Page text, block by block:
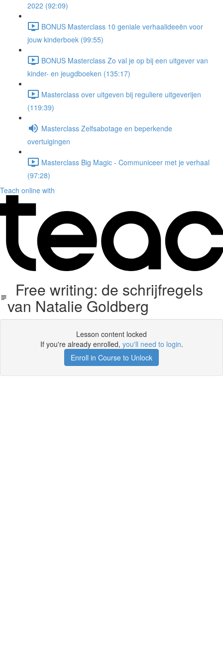
2022 (92:09)
BONUS Masterclass 10 geniale verhaalideeën voor
jouw kinderboek (99:55)
BONUS Masterclass Zo val je op bij een uitgever van
kinder- en jeugdboeken (135:17)
Masterclass over uitgeven bij reguliere uitgeverijen
(119:39)
Masterclass Zelfsabotage en beperkende
overtuigingen
Masterclass Big Magic - Communiceer met je verhaal
(97:28)
Teach online with
Free writing: de schrijfregels
van Natalie Goldberg
Lesson content locked
If you're already enrolled, you'll need to login.
Enroll in Course to Unlock